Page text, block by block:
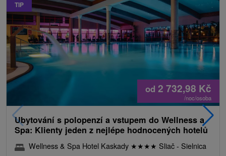
TIP
od 2 732,98 Kč
/noc/osoba
Ubytování s polopenzí a vstupem do Wellness a
Spa: Klienty jeden z nejlépe hodnocených hotelů
Wellness & Spa Hotel Kaskady ★★★★ Sliač - Sielnica